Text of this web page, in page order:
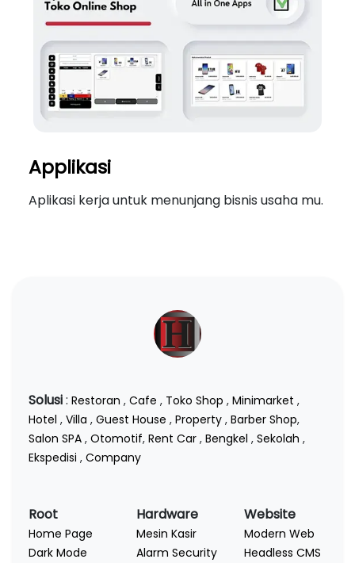
Applikasi
Aplikasi kerja untuk menunjang bisnis usaha mu.
Solusi: Restoran , Cafe , Toko Shop , Minimarket ,
Hotel , Villa , Guest House , Property , Barber Shop,
Salon SPA , Otomotif, Rent Car , Bengkel , Sekolah ,
Ekspedisi , Company
Root
Home Page
Dark Mode
Hardware
Mesin Kasir
Alarm Security
Website
Modern Web
Headless CMS